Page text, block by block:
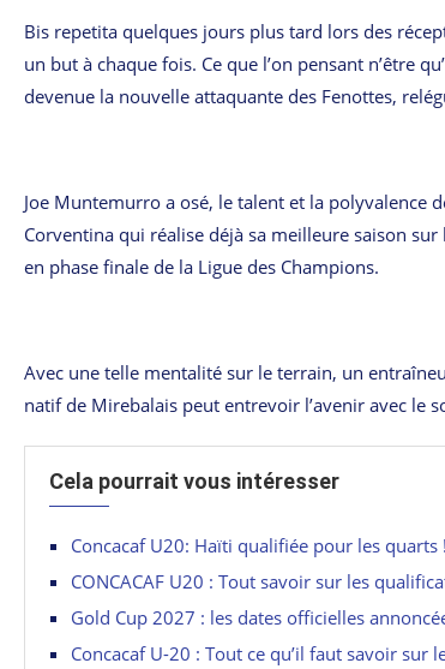
Bis repetita quelques jours plus tard lors des
un but à chaque fois. Ce que l’on pensant n’être
devenue la nouvelle attaquante des Fenottes,
Joe Muntemurro a osé, le talent et la polyvalence
Corventina qui réalise déjà sa meilleure saison
en phase finale de la Ligue des Champions.
Avec une telle mentalité sur le terrain, un
natif de Mirebalais peut entrevoir l’avenir avec le
Cela pourrait vous intéresser
Concacaf U20: Haïti qualifiée pour les quarts !
CONCACAF U20 : Tout savoir sur les
Gold Cup 2027 : les dates officielles
Concacaf U-20 : Tout ce qu’il faut savoir sur